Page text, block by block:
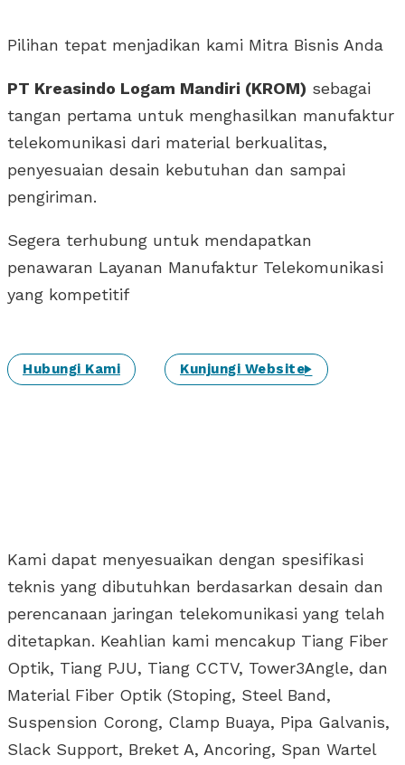
Pilihan tepat menjadikan kami Mitra Bisnis Anda
PT Kreasindo Logam Mandiri (KROM) sebagai
tangan pertama untuk menghasilkan manufaktur
telekomunikasi dari material berkualitas,
penyesuaian desain kebutuhan dan sampai
pengiriman.
Segera terhubung untuk mendapatkan
penawaran Layanan Manufaktur Telekomunikasi
yang kompetitif
Hubungi Kami Kunjungi Website
Kami dapat menyesuaikan dengan spesifikasi
teknis yang dibutuhkan berdasarkan desain dan
perencanaan jaringan telekomunikasi yang telah
ditetapkan. Keahlian kami mencakup Tiang Fiber
Optik, Tiang PJU, Tiang CCTV, Tower3Angle, dan
Material Fiber Optik (Stoping, Steel Band,
Suspension Corong, Clamp Buaya, Pipa Galvanis,
Slack Support, Breket A, Ancoring, Span Wartel